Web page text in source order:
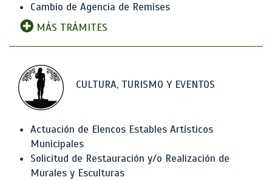
Cambio de Agencia de Remises
MÁS TRÁMITES
CULTURA, TURISMO Y EVENTOS
Actuación de Elencos Estables Artísticos
Municipales
Solicitud de Restauración y/o Realización de
Murales y Esculturas